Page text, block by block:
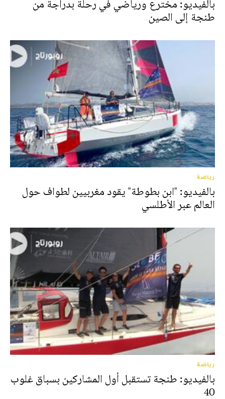
بالفيديو: مخترع ورياضي في رحلة بدراجة من
طنجة إلى الصين
رياضة
بالفيديو: "ابن بطوطة" يقود مغربيين لطواف حول
العالم عبر الأطلسي
رياضة
بالفيديو: طنجة تستقبل أول المشاركين بسباق غلوب
40